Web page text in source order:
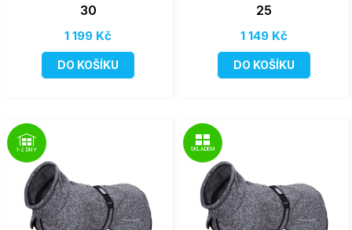
30
1 199 Kč
DO KOŠÍKU
25
1 149 Kč
DO KOŠÍKU
1-2 DNY SKLADEM